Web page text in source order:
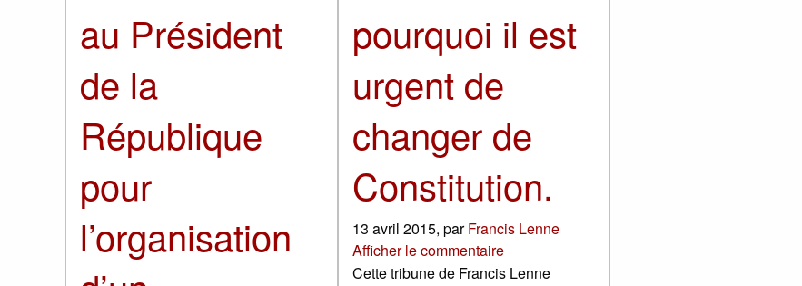
au Président
de la
République
pour
l’organisation
pourquoi il est
urgent de
changer de
Constitution.
13 avril 2015, parFrancis Lenne
Afficher le commentaire
Cette tribune de Francis Lenne